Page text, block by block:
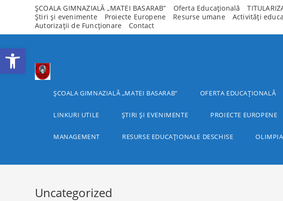
Deschide bara de unelte
ȘCOALA GIMNAZIALĂ „MATEI BASARAB” Oferta Educațională
Știri și evenimente
Proiecte Europene Resurse umane Activități
Autorizații de Funcționare
Contact
ȘCOALA GIMNAZIALĂ „MATEI BASARAB” OFERTA EDUCAȚIONALĂ
LINKURI UTILE ȘTIRI ȘI EVENIMENTE PROIECTE EUROPENE
MANAGEMENT RESURSE EDUCAȚIONALE DESCHISE
Uncategorized